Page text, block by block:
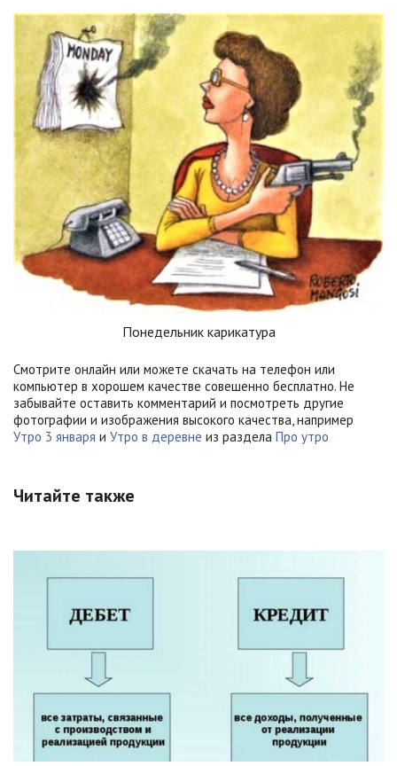
Понедельник карикатура
Смотрите онлайн или можете скачать на телефон или
компьютер в хорошем качестве совешенно бесплатно. Не
забывайте оставить комментарий и посмотреть другие
фотографии и изображения высокого качества, например
Утро 3 января и Утро в деревне из раздела Про утро
Читайте также